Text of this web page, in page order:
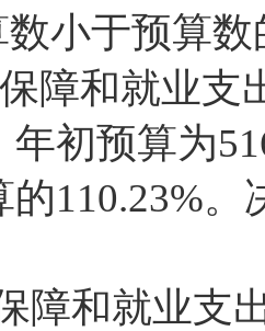
小于预算数
障和就业支
年初预算为
的110.23%。
障和就业支